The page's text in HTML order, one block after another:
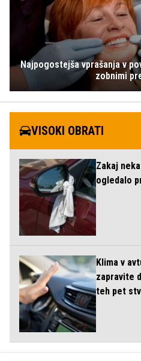
Najpogostejša vprašanja v
zobnimi
VISOKI OBRATI
Zakaj
ogledalo
Klima v
zapravite
teh pet